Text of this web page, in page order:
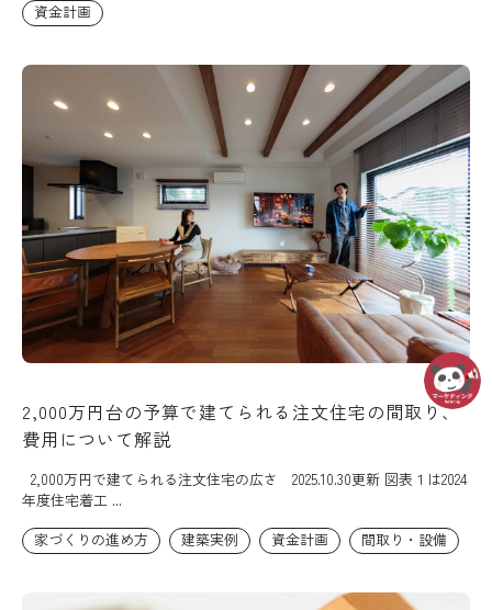
資金計画
2,000万円台の予算で建てられる注文住宅の間取り、
費用について解説
2,000万円で建てられる注文住宅の広さ 2025.10.30更新 図表１は2024
年度住宅着工 ...
家づくりの進め方
建築実例 資金計画 間取り・設備